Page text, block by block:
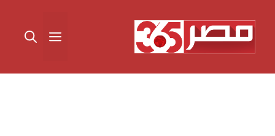
المحتوى القائمة